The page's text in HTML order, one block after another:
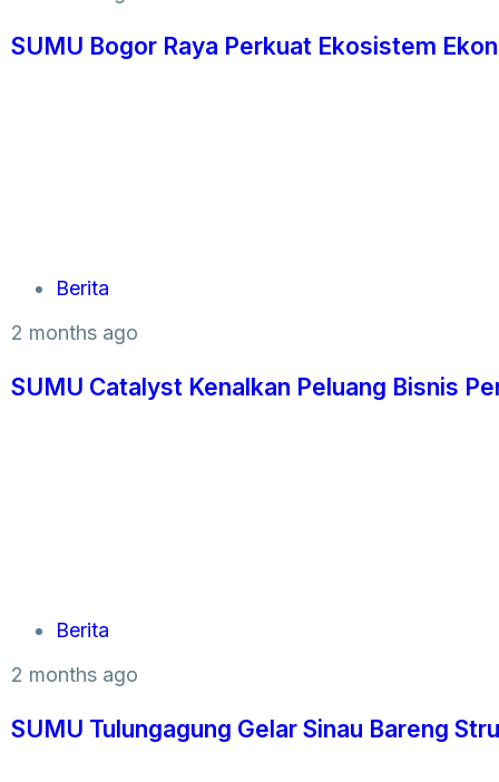
SUMU Bogor Raya Perkuat Ekosistem
Berita
2 months ago
SUMU Catalyst Kenalkan Peluang Bisnis
Berita
2 months ago
SUMU Tulungagung Gelar Sinau Bareng